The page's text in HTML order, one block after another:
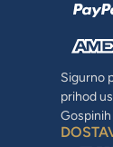
Sigurno
prihod